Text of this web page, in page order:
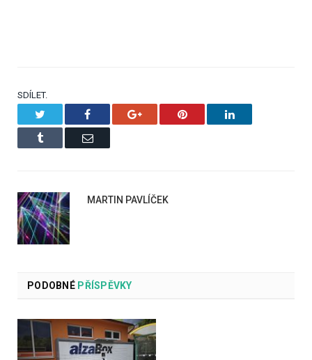
SDÍLET.
Facebook Google+ Pinterest LinkedIn
Tumblr Email
MARTIN PAVLÍČEK
PODOBNÉPŘÍSPĚVKY